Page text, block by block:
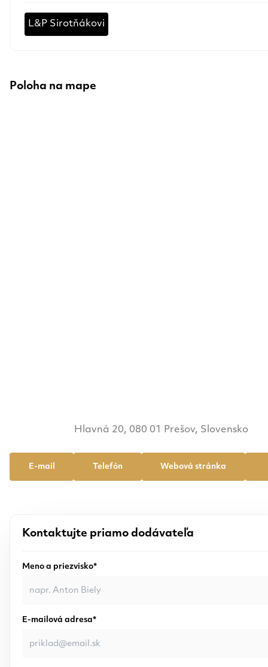
L&P Sirotňákovi
Poloha na mape
Hlavná 20, 080 01 Prešov, Slovensko
E-mail Telefón Webová stránka
Kontaktujte priamo dodávateľa
Meno a priezvisko*
E-mailová adresa*